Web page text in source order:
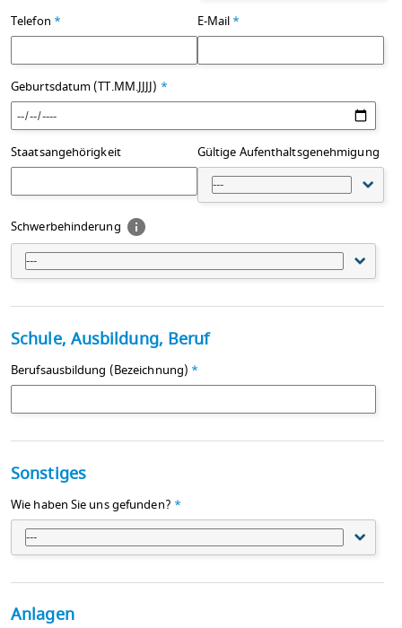
Telefon * E-Mail *
Geburtsdatum (TT.MM.JJJJ) *
Staatsangehörigkeit Gültige Aufenthaltsgenehmigung
---
Schwerbehinderung
---
Schule, Ausbildung, Beruf
Berufsausbildung (Bezeichnung) *
Sonstiges
Wie haben Sie uns gefunden? *
---
Anlagen